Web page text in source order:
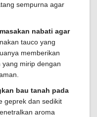
sempurna agar
nabati agar
tauco yang
memberikan
mirip dengan
bau tanah pada
geprek dan sedikit
aroma